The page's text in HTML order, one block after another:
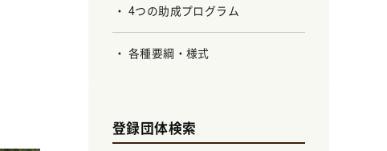
4つの助成プログラム
各種要綱・様式
登録団体検索